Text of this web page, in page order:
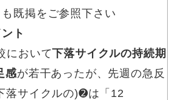
既掲をご参照下さい
ト
において下落サイクルの持続期
感が若干あったが、先週の急反
落サイクルの)➋は「12